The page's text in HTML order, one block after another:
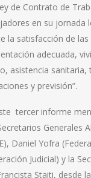
de Contrato de
en su jornada
la satisfacción de
adecuada,
asistencia sanitaria,
y previsión”.
tercer informe
Generales
Daniel Yofra
Judicial) y la
Staiti, desde